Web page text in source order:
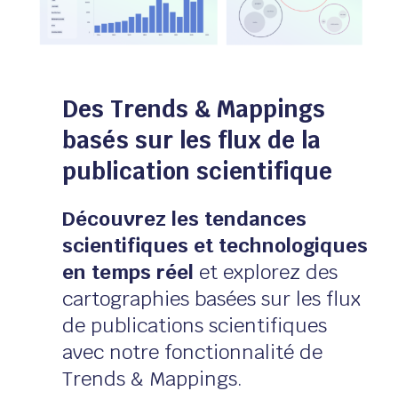
Des Trends & Mappings
basés sur les flux de la
publication scientifique
Découvrez les tendances
scientifiques et technologiques
en temps réel et explorez des
cartographies basées sur les flux
de publications scientifiques
avec notre fonctionnalité de
Trends & Mappings.